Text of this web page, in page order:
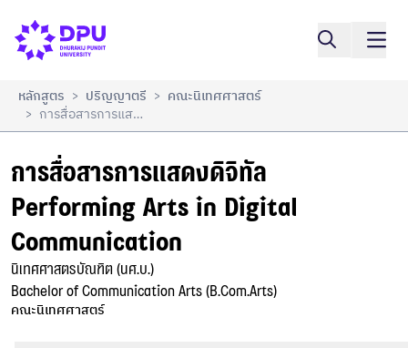
การสื่อสารการแสดงดิจิทัล
Performing Arts in Digital Communication
เปรียบเทียบ
หลักสูตร > ปริญญาตรี > คณะนิเทศศาสตร์
> การสื่อสารการแสดงดิจิทัล Performing Arts In Digital Communication
การสื่อสารการแสดงดิจิทัล
Performing Arts in Digital
Communication
นิเทศศาสตรบัณฑิต (นศ.บ.)
Bachelor of Communication Arts (B.Com.Arts)
คณะนิเทศศาสตร์